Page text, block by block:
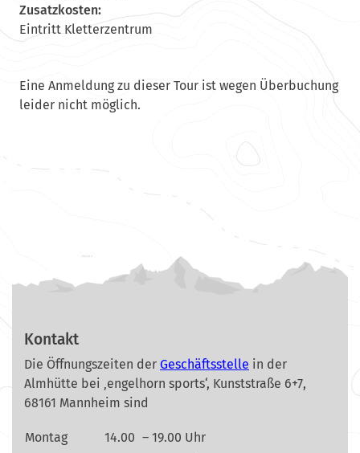
Zusatzkosten:
Eintritt Kletterzentrum
Eine Anmeldung zu dieser Tour ist wegen Überbuchung
leider nicht möglich.
Kontakt
Die Öffnungszeiten der Geschäftsstelle in der
Almhütte bei ‚engelhorn sports‘, Kunststraße 6+7,
68161 Mannheim sind
Montag 14.00 – 19.00 Uhr